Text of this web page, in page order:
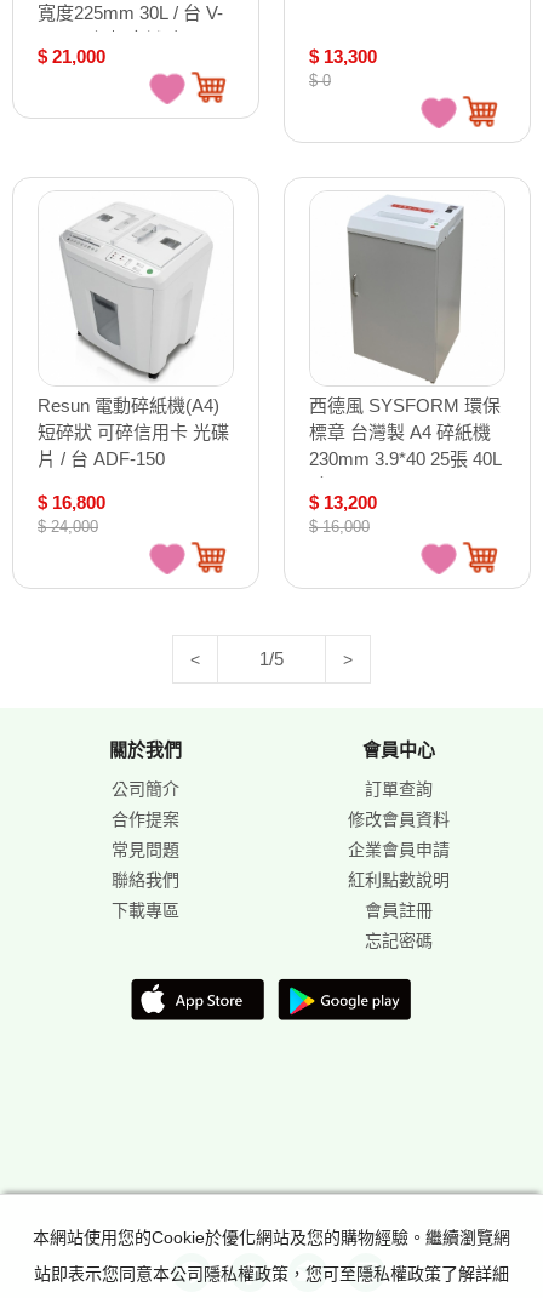
寬度225mm 30L / 台 V-
23029)
$ 21,000 $ 13,300
$ 0
Resun 電動碎紙機(A4)
短碎狀 可碎信用卡 光碟
片 / 台 ADF-150
$ 16,800
$ 24,000
西德風 SYSFORM 環保
標章 台灣製 A4 碎紙機
230mm 3.9*40 25張 40L
$ 13,200
$ 16,000
< 1/5 >
關於我們
公司簡介
合作提案
常見問題
聯絡我們
下載專區
會員中心
訂單查詢
修改會員資料
企業會員申請
紅利點數說明
會員註冊
忘記密碼
本網站使用您的Cookie於優化網站及您的購物經驗。繼續瀏覽網
站即表示您同意本公司隱私權政策，您可至隱私權政策了解詳細